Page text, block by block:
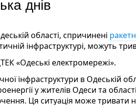
днів
області, спричинені
інфраструктурі, можуть
«Одеські електромережі».
інфраструктури в Одеській
у жителів Одеси та
Ця ситуація може